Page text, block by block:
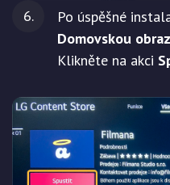
Po úspěšné
Domovskou
Klikněte na akci